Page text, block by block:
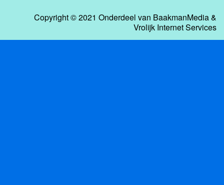
Copyright © 2021 Onderdeel van BaakmanMedia&
Vrolijk Internet Services